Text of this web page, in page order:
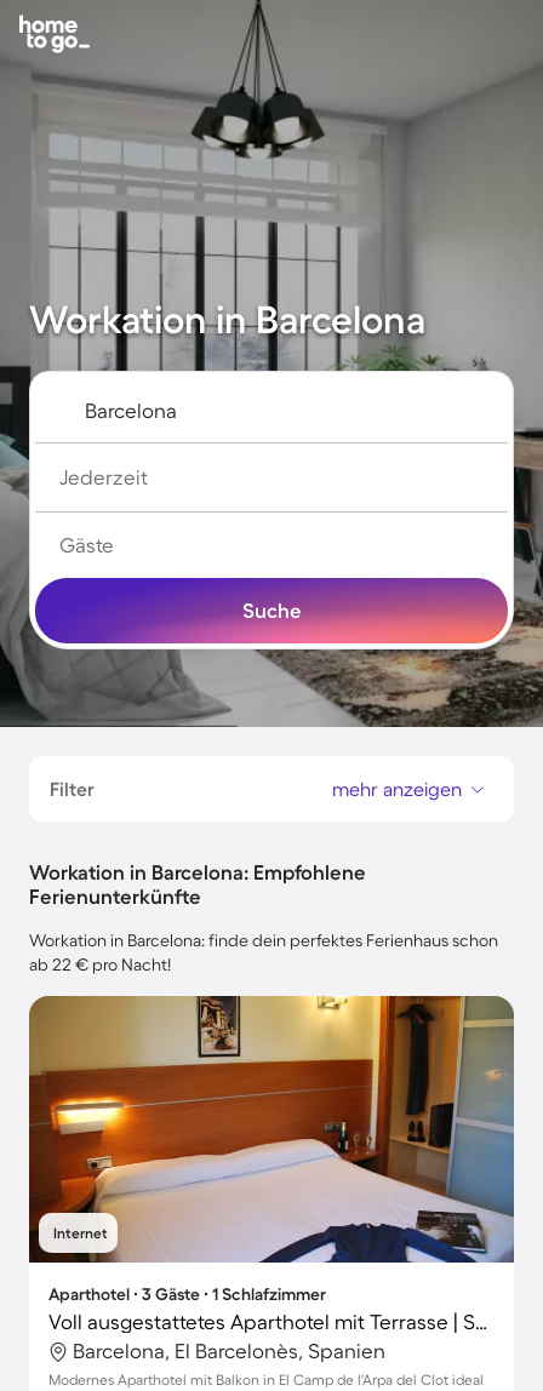
Workation in Barcelona
Jederzeit
Gäste
Suche
Filter mehr anzeigen
Workation in Barcelona: Empfohlene
Ferienunterkünfte
Workation in Barcelona: finde dein perfektes Ferienhaus schon
ab 22 € pro Nacht!
Internet
Aparthotel ∙ 3 Gäste ∙ 1 Schlafzimmer
Voll ausgestattetes Aparthotel mit Terrasse | Sagrada Família-Nähe | Gartenblick
Barcelona, El Barcelonès, Spanien
Modernes Aparthotel mit Balkon in El Camp de l'Arpa del Clot ideal